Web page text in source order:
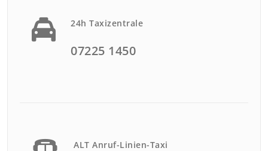
24h Taxizentrale
07225 1450
ALT Anruf-Linien-Taxi